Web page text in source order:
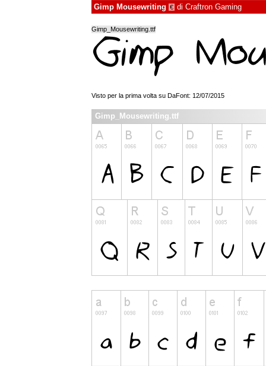
Gimp Mousewriting € di Craftron Gaming
Gimp_Mousewriting.ttf
Visto per la prima volta su DaFont: 12/07/2015
Gimp_Mousewriting.ttf